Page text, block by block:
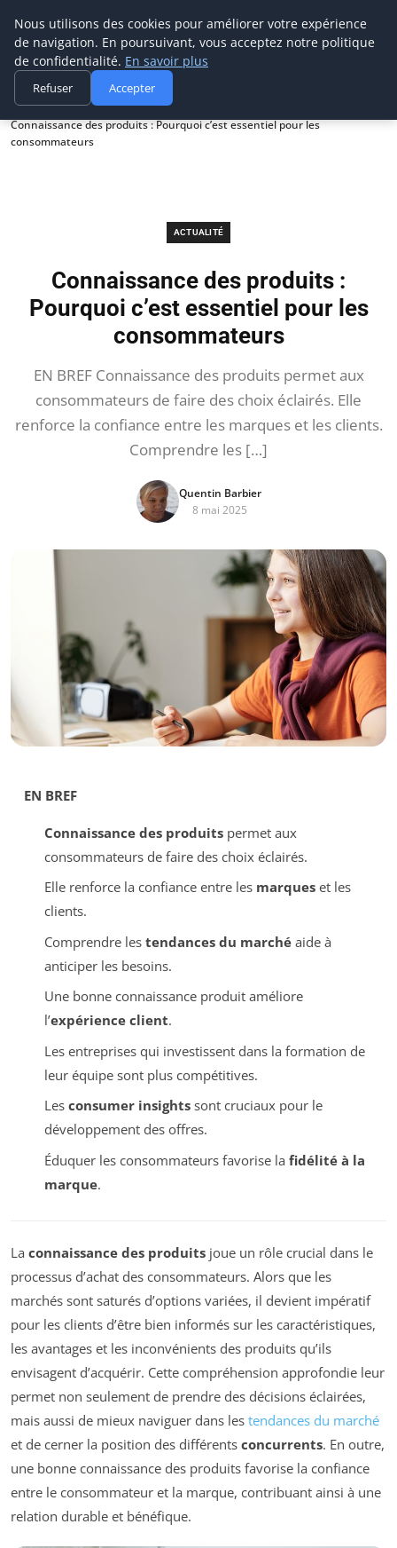
Prospection Pro
Accueil
Actualité
Connaissance des produits : Pourquoi c’est essentiel pour les
consommateurs
ACTUALITÉ
Connaissance des produits :
Pourquoi c’est essentiel pour les
consommateurs
EN BREF Connaissance des produits permet aux
consommateurs de faire des choix éclairés. Elle
renforce la confiance entre les marques et les clients.
Comprendre les […]
Quentin Barbier
8 mai 2025
EN BREF
Connaissance des produitspermet aux
consommateurs de faire des choix éclairés.
Elle renforce la confiance entre les marqueset les
clients.
Comprendre les tendances du marchéaide à
anticiper les besoins.
Une bonne connaissance produit améliore
l’expérience client.
Les entreprises qui investissent dans la formation de
leur équipe sont plus compétitives.
Les consumer insightssont cruciaux pour le
développement des offres.
Éduquer les consommateurs favorise la fidélité à la
marque.
La connaissance des produits joue un rôle crucial dans le
processus d’achat des consommateurs. Alors que les
marchés sont saturés d’options variées, il devient impératif
pour les clients d’être bien informés sur les caractéristiques,
les avantages et les inconvénients des produits qu’ils
envisagent d’acquérir. Cette compréhension approfondie leur
permet non seulement de prendre des décisions éclairées,
mais aussi de mieux naviguer dans les tendances du marché
et de cerner la position des différents concurrents. En outre,
une bonne connaissance des produits favorise la confiance
entre le consommateur et la marque, contribuant ainsi à une
relation durable et bénéfique.
Nous utilisons des cookies pour améliorer votre expérience
de navigation. En poursuivant, vous acceptez notre politique
de confidentialité. En savoir plus
Refuser Accepter